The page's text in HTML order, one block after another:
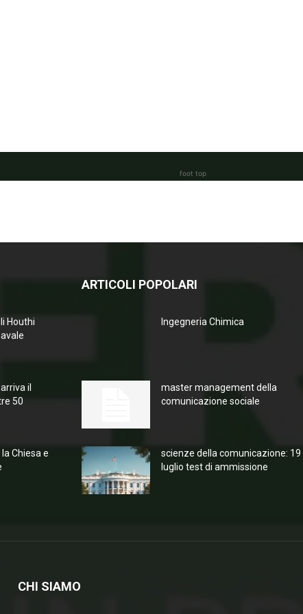
foot top
Houthi
il
50
Chiesa e
ARTICOLI POPOLARI
Ingegneria Chimica
master management della
comunicazione sociale
scienze della comunicazione: 19
luglio test di ammissione
CHI SIAMO